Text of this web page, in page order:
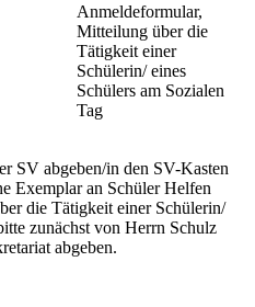
Anmeldeformular,
Mitteilung über die
Tätigkeit einer
Schülerin/ eines
Schülers am Sozialen
Tag
SV abgeben/in den SV-Kasten
Exemplar an Schüler Helfen
die Tätigkeit einer Schülerin/
zunächst von Herrn Schulz
abgeben.